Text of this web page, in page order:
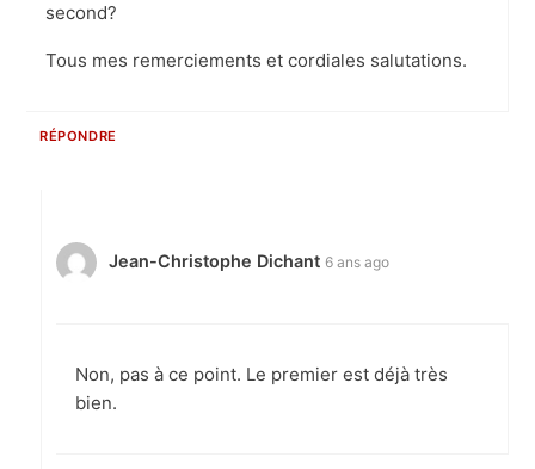
second?
Tous mes remerciements et cordiales salutations.
RÉPONDRE
Jean-Christophe Dichant 6 ans ago
Non, pas à ce point. Le premier est déjà très
bien.